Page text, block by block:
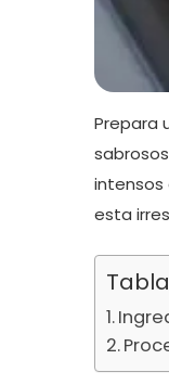
Prepara
intensos
esta